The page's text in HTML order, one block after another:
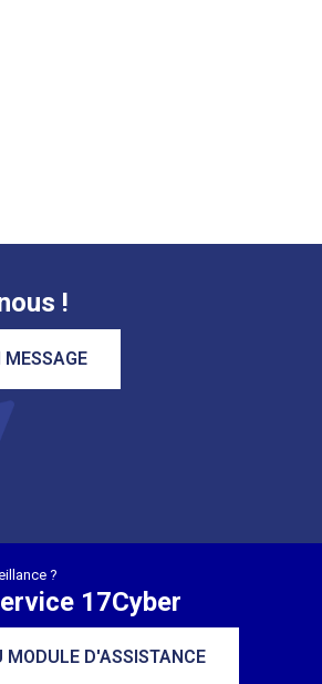
!
MESSAGE
?
17Cyber
MODULE D'ASSISTANCE